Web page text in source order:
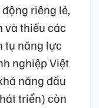
riêng lẻ,
và thiếu các
tụ năng lực
nghiệp Việt
năng đầu
triển) còn